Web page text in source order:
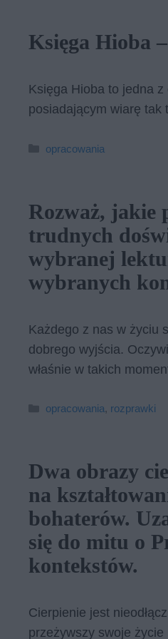
Księga Hioba
Księga Hioba to jedna
posiadającym wiarę tak
Kategorie
opracowania
Rozważ, jakie
trudnych
wybranej
wybranych
Każdego z nas w życiu
dobrego wyjścia.
właśnie w takich
Kategorie
opracowania, rozprawki
Dwa obrazy
na
bohaterów.
się do mitu o
kontekstów.
Cierpienie jest
przeżywszy swoje życie